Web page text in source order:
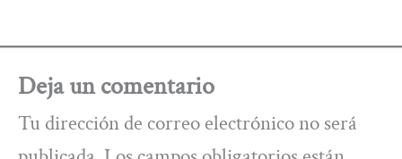
Deja un comentario
Tu dirección de correo electrónico no será